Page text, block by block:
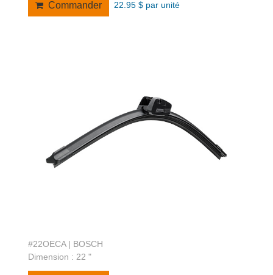
Commander 22.95 $ par unité
#22OECA | BOSCH
Dimension : 22 "